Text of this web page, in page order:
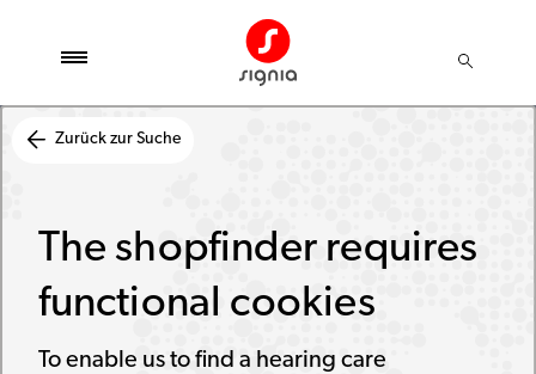
Zurück zur Suche
The shopfinder requires
functional cookies
To enable us to find a hearing care